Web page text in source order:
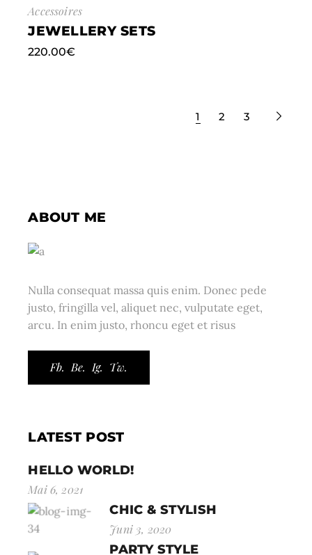
Accessoires
JEWELLERY SETS
220.00€
1 2 3
ABOUT ME
Nulla consequat massa quis enim. Donec pede
justo, fringilla vel, aliquet nec, vulputate eget,
arcu. In enim justo, rhoncu eget et risus
Fb. Be. Ig. Tw.
LATEST POST
HELLO WORLD!
Mai 6, 2021
CHIC & STYLISH
Juni 3, 2020
PARTY STYLE